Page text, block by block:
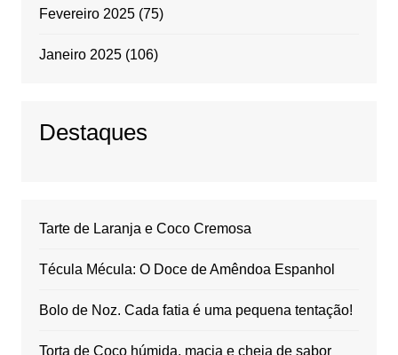
Fevereiro 2025(75)
Janeiro 2025(106)
Destaques
Tarte de Laranja e Coco Cremosa
Técula Mécula: O Doce de Amêndoa Espanhol
Bolo de Noz. Cada fatia é uma pequena tentação!
Torta de Coco húmida, macia e cheia de sabor